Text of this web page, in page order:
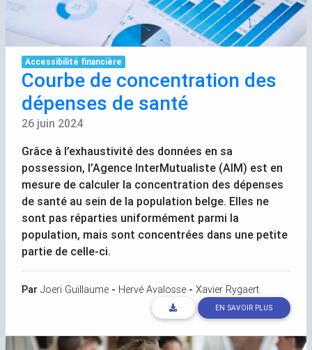
Accessibilité financière
Courbe de concentration des
dépenses de santé
26 juin 2024
Grâce à l’exhaustivité des données en sa
possession, l’Agence InterMutualiste (AIM) est en
mesure de calculer la concentration des dépenses
de santé au sein de la population belge. Elles ne
sont pas réparties uniformément parmi la
population, mais sont concentrées dans une petite
partie de celle-ci.
Par Joeri Guillaume - Hervé Avalosse - Xavier Rygaert
EN SAVOIR PLUS